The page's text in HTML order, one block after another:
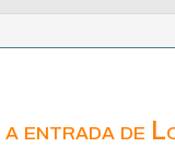
entrada de